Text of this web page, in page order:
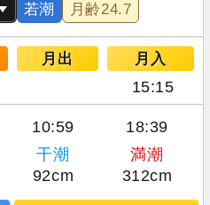
若潮 月齢24.7
月出 月入
15:15
10:59 18:39
干潮
満潮
92cm 312cm